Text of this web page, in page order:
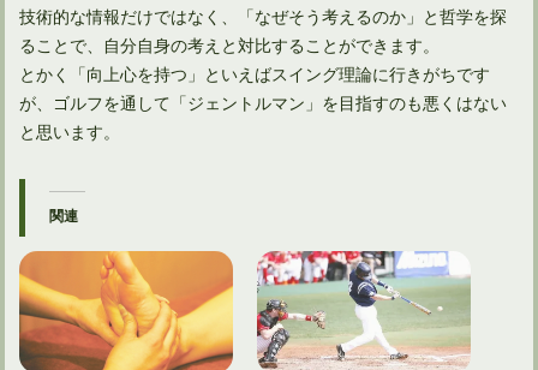
技術的な情報だけではなく、「なぜそう考えるのか」と哲学を探
ることで、自分自身の考えと対比することができます。
とかく「向上心を持つ」といえばスイング理論に行きがちです
が、ゴルフを通して「ジェントルマン」を目指すのも悪くはない
と思います。
関連